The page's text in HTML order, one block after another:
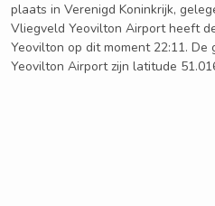
plaats in Verenigd Koninkrijk,
Vliegveld Yeovilton Airport heeft
Yeovilton op dit moment 22:11.
Yeovilton Airport zijn latitude